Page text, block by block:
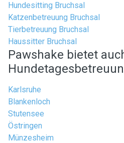
Hundesitting Bruchsal
Katzenbetreuung Bruchsal
Tierbetreuung Bruchsal
Haussitter Bruchsal
Pawshake bietet
Karlsruhe
Blankenloch
Stutensee
Östringen
Münzesheim